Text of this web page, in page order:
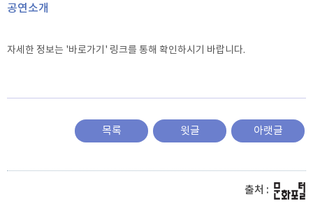
공연소개
자세한 정보는 '바로가기' 링크를 통해 확인하시기 바랍니다.
목록 윗글 아랫글
출처 :